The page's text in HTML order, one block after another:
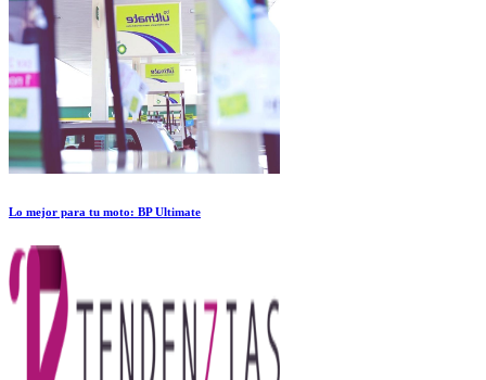
Lo mejor para tu moto: BP Ultimate